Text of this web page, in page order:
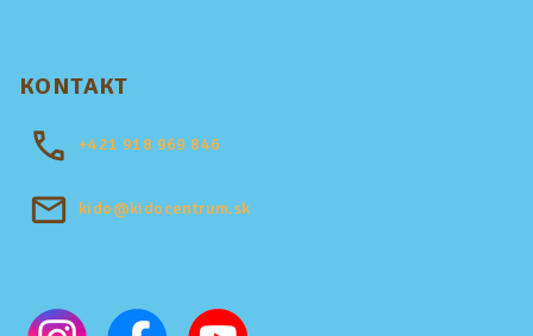
KONTAKT
+421 918 969 846
kido@kidocentrum.sk